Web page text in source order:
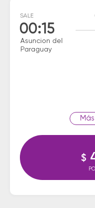
SALE
00:15
Asuncion del
Paraguay
$